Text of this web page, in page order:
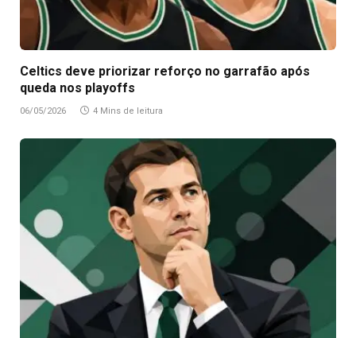
Celtics deve priorizar reforço no garrafão após
queda nos playoffs
06/05/2026 4 Mins de leitura